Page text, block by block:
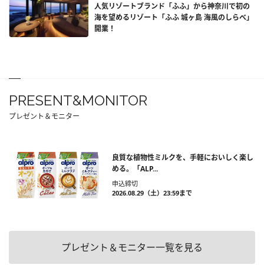
人気リゾートブランド「ふふ」から神奈川で初の
海を望めるリゾート「ふふ 城ヶ島 海風のしらべ」
開業！
PRESENT&MONITOR
プレゼント＆モニター
良質な植物性ミルクを、手軽においしく楽し
める。「ALP...
申込締切
2026.08.29（土）23:59まで
プレゼント＆モニター一覧を見る